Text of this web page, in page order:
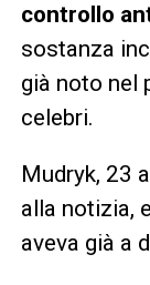
controllo
sostanza
già noto nel
celebri.
Mudryk, 23
alla notizia,
aveva già a